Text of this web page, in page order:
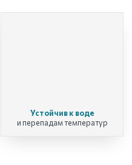
Устойчив к воде
и перепадам температур